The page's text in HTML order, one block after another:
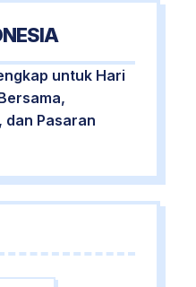
untuk Hari
dan Pasaran